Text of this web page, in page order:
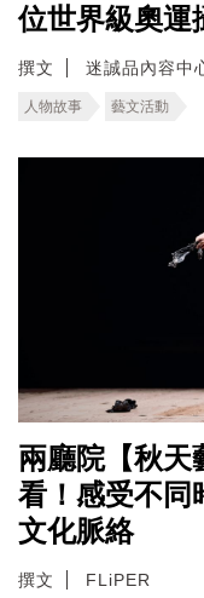
位世界級奧運
撰文 迷誠品內容中
人物故事 藝文活動
兩廳院【秋天
看！感受不同
文化脈絡
撰文 FLiPER